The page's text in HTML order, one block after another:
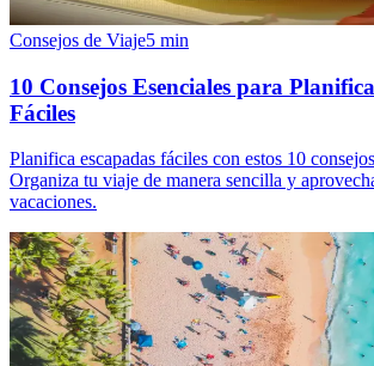
Consejos de Viaje5 min
10 Consejos Esenciales para
Fáciles
Planifica escapadas fáciles con estos 10
Organiza tu viaje de manera sencilla y
vacaciones.